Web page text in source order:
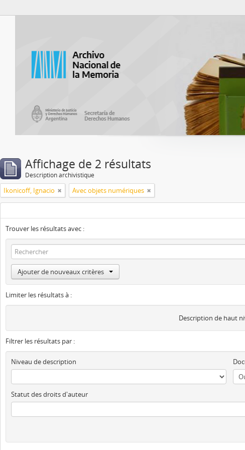
Affichage de 2 résultats
Description archivistique
Ikonicoff, Ignacio Avec objets numériques
Trouver les résultats avec :
Ajouter de nouveaux critères
Limiter les résultats à :
Description de haut
Filtrer les résultats par :
Niveau de description
Statut des droits d'auteur